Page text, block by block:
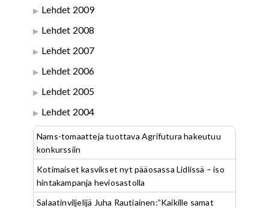
Lehdet 2009
Lehdet 2008
Lehdet 2007
Lehdet 2006
Lehdet 2005
Lehdet 2004
Nams-tomaatteja tuottava Agrifutura hakeutuu
konkurssiin
Kotimaiset kasvikset nyt pääosassa Lidlissä – iso
hintakampanja heviosastolla
Salaatinviljelijä Juha Rautiainen:”Kaikille samat